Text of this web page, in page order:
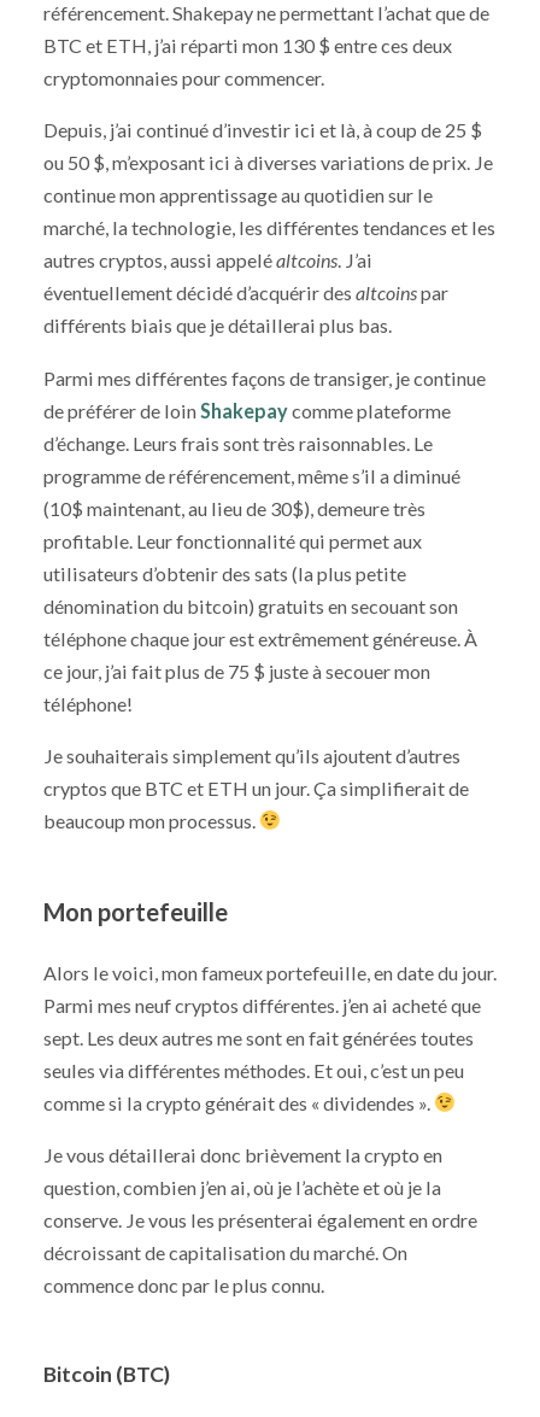
référencement. Shakepay ne permettant l’achat que de
BTC et ETH, j’ai réparti mon 130 $ entre ces deux
cryptomonnaies pour commencer.
Depuis, j’ai continué d’investir ici et là, à coup de 25 $
ou 50 $, m’exposant ici à diverses variations de prix. Je
continue mon apprentissage au quotidien sur le
marché, la technologie, les différentes tendances et les
autres cryptos, aussi appeléaltcoins. J’ai
éventuellement décidé d’acquérir des altcoinspar
différents biais que je détaillerai plus bas.
Parmi mes différentes façons de transiger, je continue
de préférer de loin Shakepaycomme plateforme
d’échange. Leurs frais sont très raisonnables. Le
programme de référencement, même s’il a diminué
(10$ maintenant, au lieu de 30$), demeure très
profitable. Leur fonctionnalité qui permet aux
utilisateurs d’obtenir des sats (la plus petite
dénomination du bitcoin) gratuits en secouant son
téléphone chaque jour est extrêmement généreuse. À
ce jour, j’ai fait plus de 75 $ juste à secouer mon
téléphone!
Je souhaiterais simplement qu’ils ajoutent d’autres
cryptos que BTC et ETH un jour. Ça simplifierait de
beaucoup mon processus.
Mon portefeuille
Alors le voici, mon fameux portefeuille, en date du jour.
Parmi mes neuf cryptos différentes. j’en ai acheté que
sept. Les deux autres me sont en fait générées toutes
seules via différentes méthodes. Et oui, c’est un peu
comme si la crypto générait des « dividendes ».
Je vous détaillerai donc brièvement la crypto en
question, combien j’en ai, où je l’achète et où je la
conserve. Je vous les présenterai également en ordre
décroissant de capitalisation du marché. On
commence donc par le plus connu.
Bitcoin (BTC)